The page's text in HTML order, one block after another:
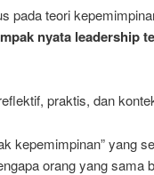
pada teori
nyata leadership
praktis, dan
kepemimpinan” yang
orang yang sama